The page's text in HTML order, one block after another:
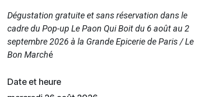
Dégustation gratuite et sans réservation dans le
cadre du Pop-up Le Paon Qui Boit du 6 août au 2
septembre 2026 à la Grande Epicerie de Paris / Le
Bon Marché
Date et heure